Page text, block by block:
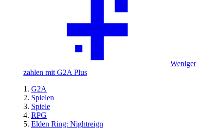
Weniger
zahlen mit G2A Plus
G2A
Spielen
Spiele
RPG
Elden Ring: Nightreign